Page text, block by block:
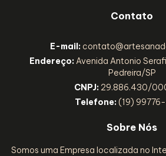
Contato
E-mail:
Endereço: Avenida Antonio
Pedreira/SP
CNPJ: 29.886.430/
Telefone: (19)
Sobre Nós
Somos uma Empresa localizada no